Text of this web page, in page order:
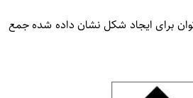
برای ایجاد شکل نشان داده شده جمع